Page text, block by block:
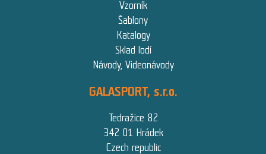
Vzorník
Šablony
Katalogy
Sklad lodí
Návody, Videonávody
GALASPORT, s.r.o.
Tedražice 82
342 01 Hrádek
Czech republic